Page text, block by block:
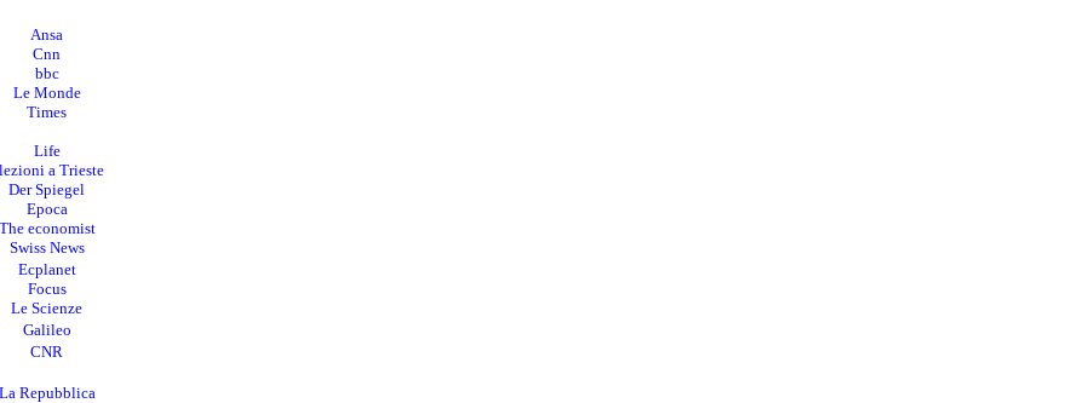
Ansa
Cnn
bbc
Le Monde
Times
Life
a Trieste
Der Spiegel
Epoca
economist
Swiss News
Ecplanet
Focus
Le Scienze
Galileo
CNR
Repubblica